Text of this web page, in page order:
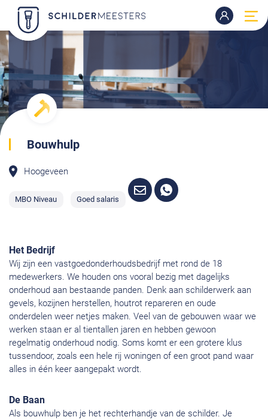
Bouwhulp
Hoogeveen
MBO Niveau Goed salaris
Het Bedrijf
Wij zijn een vastgoedonderhoudsbedrijf met rond de 18
medewerkers. We houden ons vooral bezig met dagelijks
onderhoud aan bestaande panden. Denk aan schilderwerk aan
gevels, kozijnen herstellen, houtrot repareren en oude
onderdelen weer netjes maken. Veel van de gebouwen waar we
werken staan er al tientallen jaren en hebben gewoon
regelmatig onderhoud nodig. Soms komt er een grotere klus
tussendoor, zoals een hele rij woningen of een groot pand waar
alles in één keer aangepakt wordt.
De Baan
Als bouwhulp ben je het rechterhandje van de schilder. Je